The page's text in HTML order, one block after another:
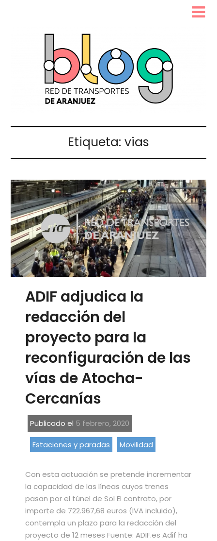
Etiqueta: vias
ADIF adjudica la
redacción del
proyecto para la
reconfiguración de las
vías de Atocha-
Cercanías
Publicado el 5 febrero, 2020
Estaciones y paradas Movilidad
Con esta actuación se pretende incrementar
la capacidad de las líneas cuyos trenes
pasan por el túnel de Sol El contrato, por
importe de 722.967,68 euros (IVA incluido),
contempla un plazo para la redacción del
proyecto de 12 meses Fuente: ADIF.es Adif ha